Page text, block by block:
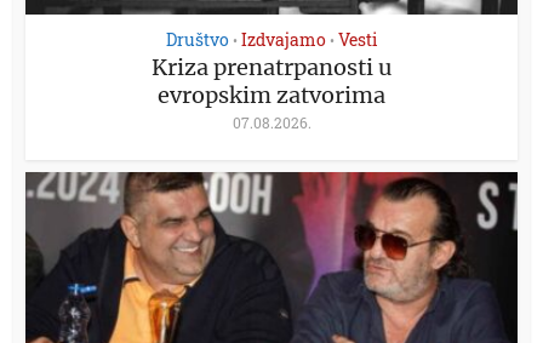
Društvo • Izdvajamo • Vesti
Kriza prenatrpanosti u
evropskim zatvorima
07.08.2026.